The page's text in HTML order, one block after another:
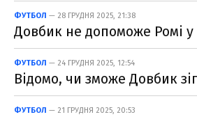
ФУТБОЛ — 28 ГРУДНЯ 2025, 21:38
Довбик не допоможе Ромі у
ФУТБОЛ — 24 ГРУДНЯ 2025, 12:54
Відомо, чи зможе Довбик
ФУТБОЛ — 21 ГРУДНЯ 2025, 20:53